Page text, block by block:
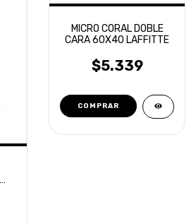
MICRO CORAL DOBLE
CARA 60X40 LAFFITTE
$5.339